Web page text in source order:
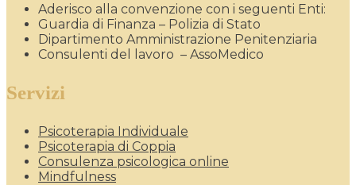
Aderisco alla convenzione con i seguenti Enti:
Guardia di Finanza – Polizia di Stato
Dipartimento Amministrazione Penitenziaria
Consulenti del lavoro – AssoMedico
Servizi
Psicoterapia Individuale
Psicoterapia di Coppia
Consulenza psicologica online
Mindfulness